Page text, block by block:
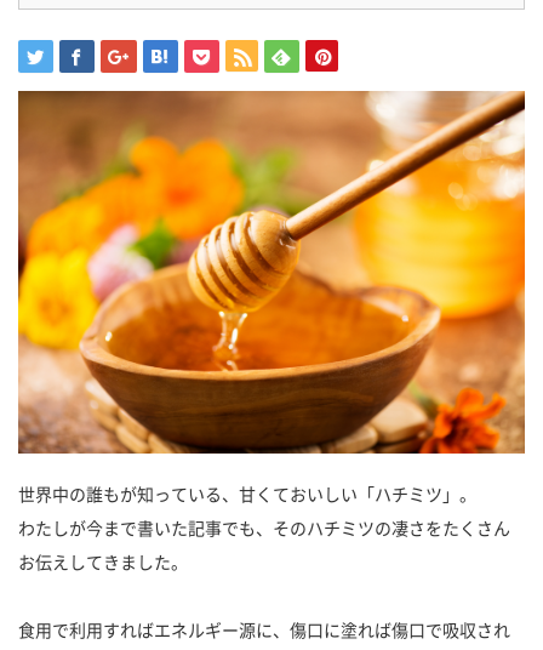
世界中の誰もが知っている、甘くておいしい「ハチミツ」。
わたしが今まで書いた記事でも、そのハチミツの凄さをたくさん
お伝えしてきました。
食用で利用すればエネルギー源に、傷口に塗れば傷口で吸収され